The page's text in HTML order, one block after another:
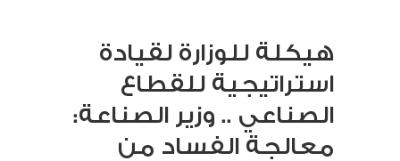
هيكلة للوزارة لقيادة
استراتيجية للقطاع
الصناعي .. وزير الصناعة:
معالجة الفساد من